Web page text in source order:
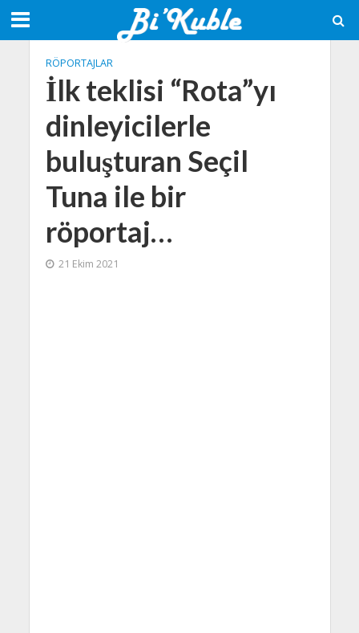
RÖPORTAJLAR
İlk teklisi “Rota”yı
dinleyicilerle
buluşturan Seçil
Tuna ile bir
röportaj…
21 Ekim 2021